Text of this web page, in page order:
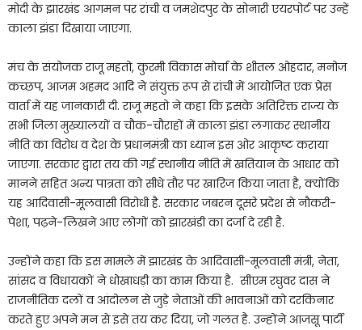
मोदी के झारखंड आगमन पर रांची व जमशेदपुर के सोनारी एयरपोर्ट पर उन्हें
काला झंडा दिखाया जाएगा.
मंच के संयोजक राजू महतो, कुरमी विकास मोर्चा के शीतल ओहदार, मनोज
कच्छप, आजम अहमद आदि ने संयुक्त रूप से रांची में आयोजित एक प्रेस
वार्ता में यह जानकारी दी. राजू महतो ने कहा कि इसके अतिरिक्त राज्य के
सभी जिला मुख्यालयों व चौक-चौराहों में काला झंडा लगाकर स्थानीय
नीति का विरोध व देश के प्रधानमंत्री का ध्यान इस ओर आकृष्ट कराया
जाएगा. सरकार द्वारा तय की गई स्थानीय नीति में खतियान के आधार को
मानने सहित अन्य पात्रता को सीधे तौर पर खारिज किया जाता है, क्योंकि
यह आदिवासी-मूलवासी विरोधी है. सरकार जबरन दूसरे प्रदेश से नौकरी-
पेशा, पढ़ने-लिखने आए लोगों को झारखंडी का दर्जा दे रही है.
उन्होंने कहा कि इस मामले में झारखंड के आदिवासी-मूलवासी मंत्री, नेता,
सांसद व विधायकों ने धोखाधड़ी का काम किया है. सीएम रघुवर दास ने
राजनीतिक दलों व आंदोलन से जुड़े नेताओं की भावनाओं को दरकिनार
करते हुए अपने मन से इसे तय कर दिया, जो गलत है. उन्होंने आजसू पार्टी